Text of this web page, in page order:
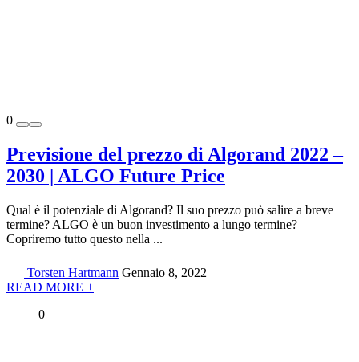
0
Previsione del prezzo di Algorand 2022 –
2030 | ALGO Future Price
Qual è il potenziale di Algorand? Il suo prezzo può salire a breve
termine? ALGO è un buon investimento a lungo termine?
Copriremo tutto questo nella ...
Torsten Hartmann Gennaio 8, 2022
READ MORE +
0